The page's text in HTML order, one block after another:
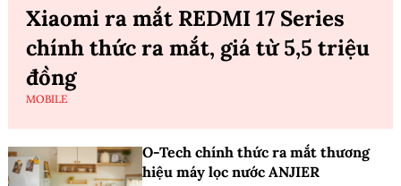
Xiaomi ra mắt REDMI 17 Series
chính thức ra mắt, giá từ 5,5 triệu
đồng
MOBILE
O-Tech chính thức ra mắt thương
hiệu máy lọc nước ANJIER